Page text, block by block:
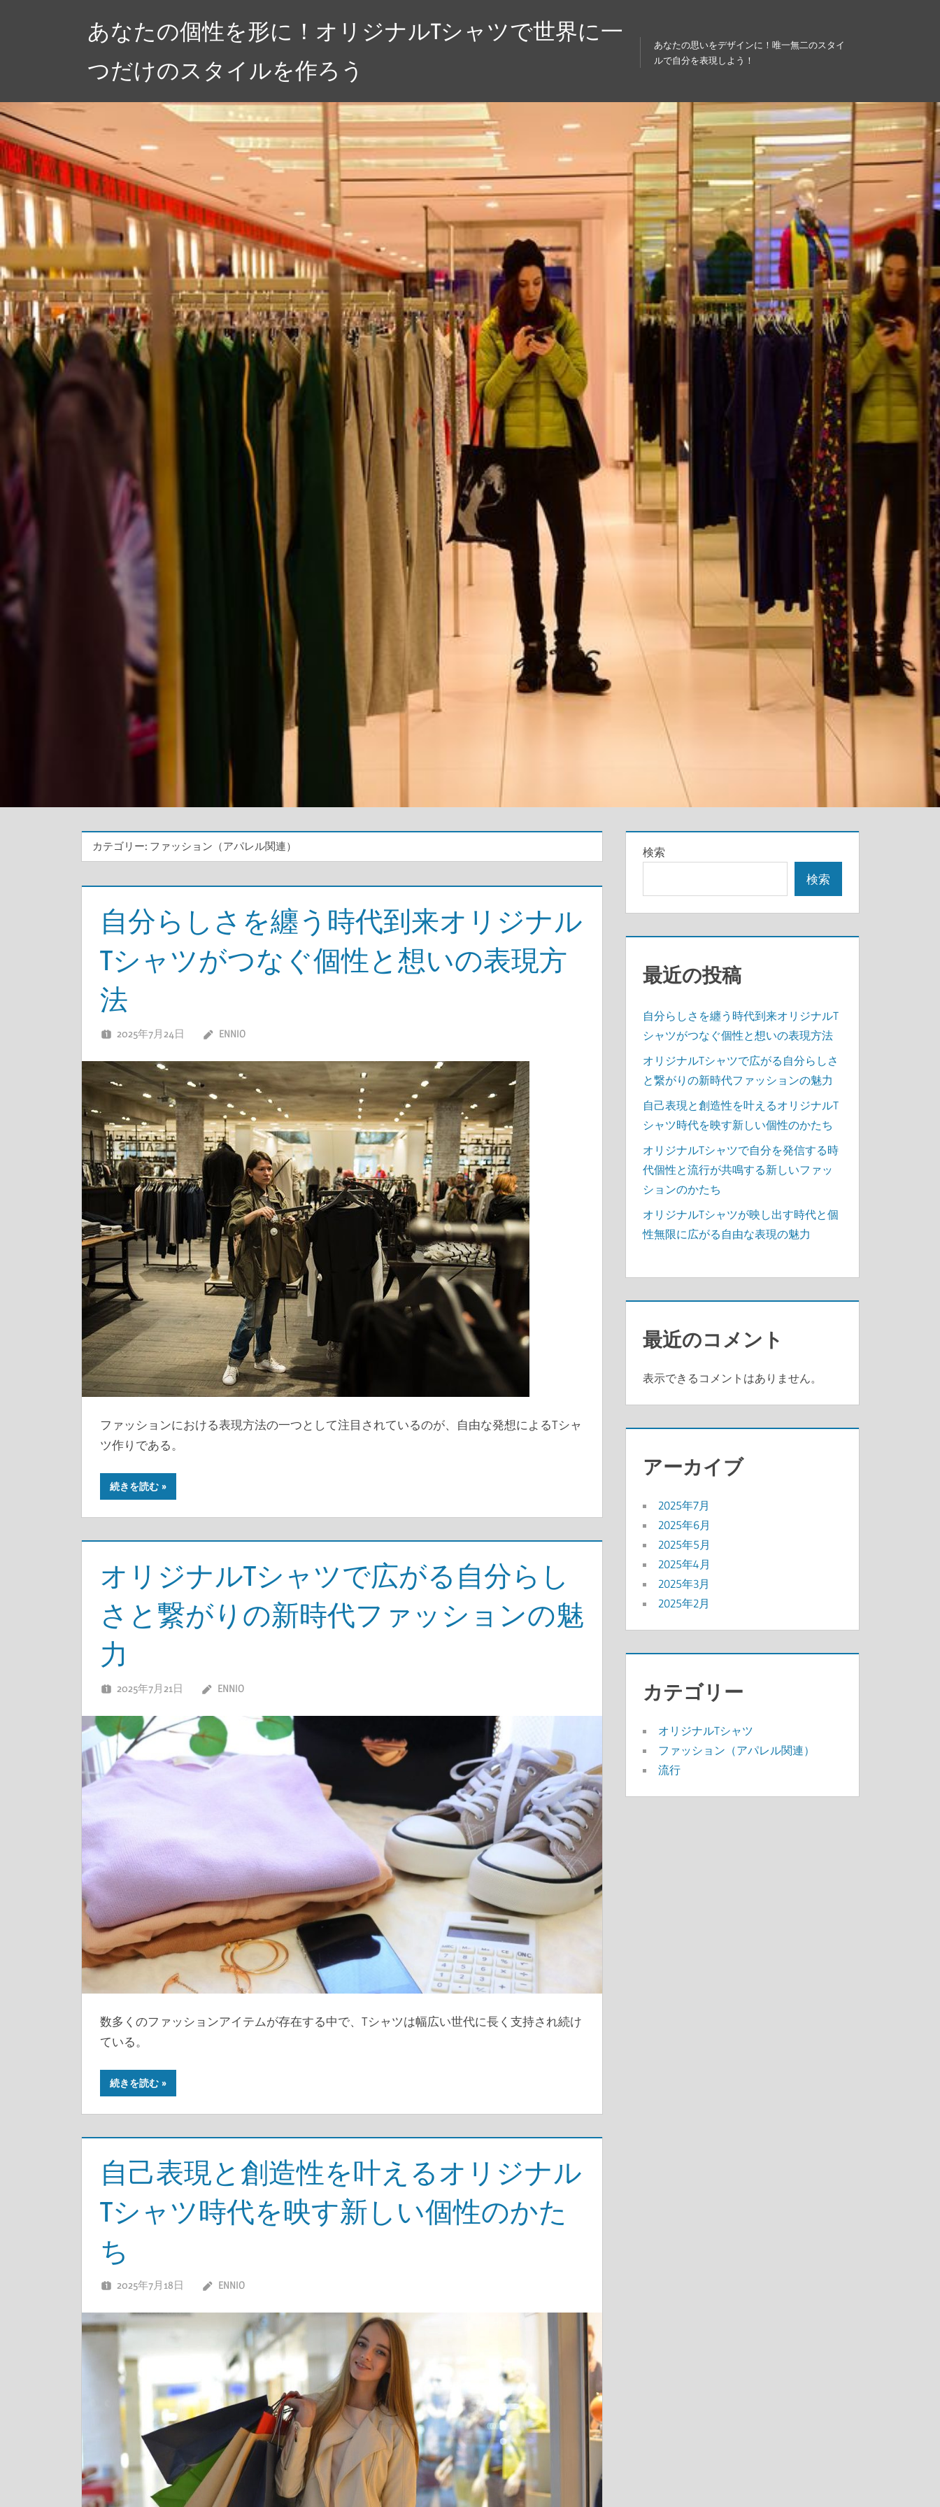
へ
ス
キ
ッ
プ
あなたの個性を形に！オリジナルTシャツで世界に一
つだけのスタイルを作ろう
あなたの思いをデザインに！唯一無二のスタイ
ルで自分を表現しよう！
カテゴリー: ファッション（アパレル関連）
自分らしさを纏う時代到来オリジナル
Tシャツがつなぐ個性と想いの表現方
法
2025年7月24日 ENNIO
ファッションにおける表現方法の一つとして注目されているのが、自由な発想によるTシャ
ツ作りである。
続きを読む
オリジナルTシャツで広がる自分らし
さと繋がりの新時代ファッションの魅
力
2025年7月21日 ENNIO
数多くのファッションアイテムが存在する中で、Tシャツは幅広い世代に長く支持され続け
ている。
続きを読む
自己表現と創造性を叶えるオリジナル
Tシャツ時代を映す新しい個性のかた
ち
2025年7月18日 ENNIO
検索
検索
最近の投稿
自分らしさを纏う時代到来オリジナルT
シャツがつなぐ個性と想いの表現方法
オリジナルTシャツで広がる自分らしさ
と繋がりの新時代ファッションの魅力
自己表現と創造性を叶えるオリジナルT
シャツ時代を映す新しい個性のかたち
オリジナルTシャツで自分を発信する時
代個性と流行が共鳴する新しいファッ
ションのかたち
オリジナルTシャツが映し出す時代と個
性無限に広がる自由な表現の魅力
最近のコメント
表示できるコメントはありません。
アーカイブ
2025年7月
2025年6月
2025年5月
2025年4月
2025年3月
2025年2月
カテゴリー
オリジナルTシャツ
ファッション（アパレル関連）
流行